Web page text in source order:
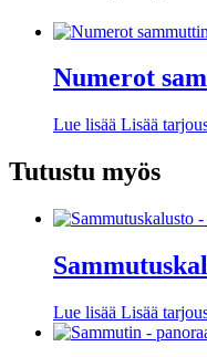
Numerot
Lue lisää Lisää
Tutustu myös
Lue lisää Lisää